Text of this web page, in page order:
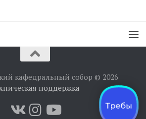
кафедральный собор © 2026
поддержка